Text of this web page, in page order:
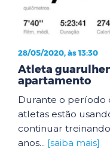
28/05/2020, às 13:30
Atleta
apartamento
Durante o período
atletas estão
continuar
anos... [saiba mais]